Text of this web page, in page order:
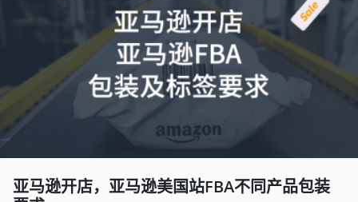
亚马逊开店，亚马逊美国站FBA不同产品包装